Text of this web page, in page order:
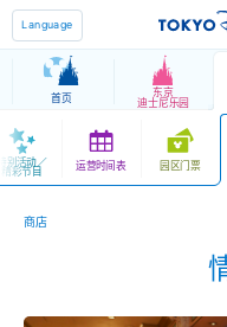
Language
首页 东京
迪士尼乐园
别活动／
精彩节目 运营时间表 园区门票
商店